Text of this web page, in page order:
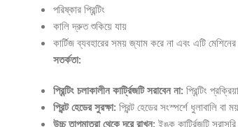
পরিষ্কার প্রিন্টিং
কালি দ্রুত শুকিয়ে যায়
কার্টিজ ব্যবহারের সময় জ্যাম করে না এবং এটি
সতর্কতা:
প্রিন্টিং চলাকালীন কার্ট্রিজটি সরাবেন না: প্রিন্টিং
প্রিন্ট হেডের সুরক্ষা: প্রিন্ট হেডের সংস্পর্শে ধুলাবালি
উচ্চ তাপমাত্রা থেকে দূরে রাখুন: ইঙ্ক কার্ট্রিজটি